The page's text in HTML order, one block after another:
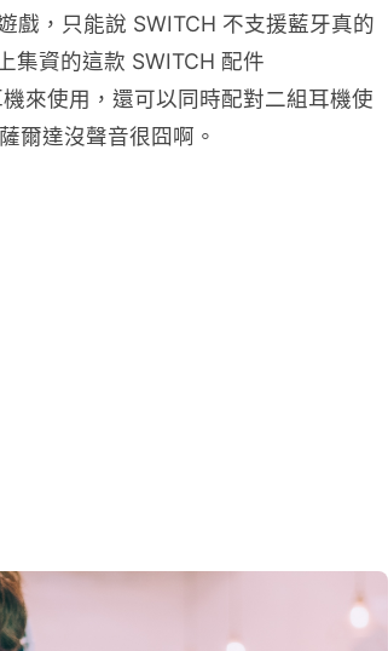
戲，只能說 SWITCH 不支援藍牙真的
集資的這款 SWITCH 配件
來使用，還可以同時配對二組耳機使
爾達沒聲音很囧啊。